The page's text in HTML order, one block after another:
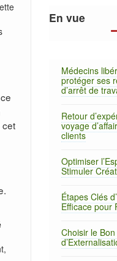
cet
En vue
Médecins
protéger ses
d’arrêt de
Retour
voyage
clients
Optimiser
Stimuler
Étapes Clés
Efficace pour
Choisir le